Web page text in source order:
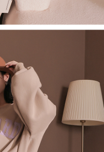
untuk pengesahan,
untuk bil ansuran oleh
secara lengkap melalui